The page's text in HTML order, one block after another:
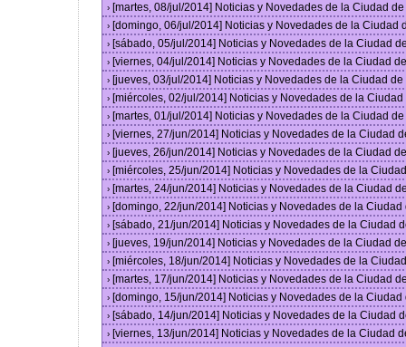
› [martes, 08/jul/2014] Noticias y Novedades de la Ciudad
› [domingo, 06/jul/2014] Noticias y Novedades de la Ciudad
› [sábado, 05/jul/2014] Noticias y Novedades de la Ciudad
› [viernes, 04/jul/2014] Noticias y Novedades de la Ciudad
› [jueves, 03/jul/2014] Noticias y Novedades de la Ciudad
› [miércoles, 02/jul/2014] Noticias y Novedades de la
› [martes, 01/jul/2014] Noticias y Novedades de la Ciudad
› [viernes, 27/jun/2014] Noticias y Novedades de la Ciudad
› [jueves, 26/jun/2014] Noticias y Novedades de la Ciudad
› [miércoles, 25/jun/2014] Noticias y Novedades de la
› [martes, 24/jun/2014] Noticias y Novedades de la Ciudad
› [domingo, 22/jun/2014] Noticias y Novedades de la
› [sábado, 21/jun/2014] Noticias y Novedades de la Ciudad
› [jueves, 19/jun/2014] Noticias y Novedades de la Ciudad
› [miércoles, 18/jun/2014] Noticias y Novedades de la
› [martes, 17/jun/2014] Noticias y Novedades de la Ciudad
› [domingo, 15/jun/2014] Noticias y Novedades de la
› [sábado, 14/jun/2014] Noticias y Novedades de la Ciudad
› [viernes, 13/jun/2014] Noticias y Novedades de la Ciudad